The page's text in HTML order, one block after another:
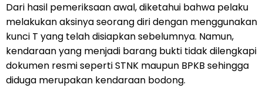
Dari hasil pemeriksaan awal, diketahui bahwa pelaku
melakukan aksinya seorang diri dengan menggunakan
kunci T yang telah disiapkan sebelumnya. Namun,
kendaraan yang menjadi barang bukti tidak dilengkapi
dokumen resmi seperti STNK maupun BPKB sehingga
diduga merupakan kendaraan bodong.